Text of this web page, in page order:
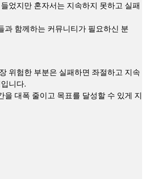
었지만 혼자서는 지속하지 못하고 실패
과 함께하는 커뮤니티가 필요하신 분
위험한 부분은 실패하면 좌절하고 지속
니다.
을 대폭 줄이고 목표를 달성할 수 있게 지